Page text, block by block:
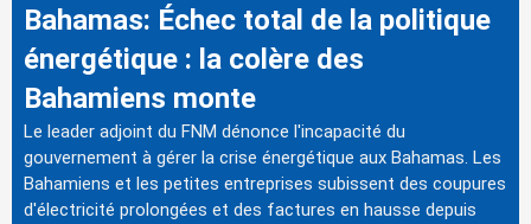
Bahamas: Échec total de la politique
énergétique : la colère des
Bahamiens monte
Le leader adjoint du FNM dénonce l'incapacité du
gouvernement à gérer la crise énergétique aux Bahamas. Les
Bahamiens et les petites entreprises subissent des coupures
d'électricité prolongées et des factures en hausse depuis